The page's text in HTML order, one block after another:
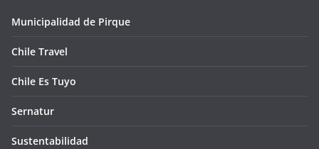
Municipalidad de Pirque
Chile Travel
Chile Es Tuyo
Sernatur
Sustentabilidad